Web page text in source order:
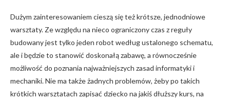
Dużym zainteresowaniem cieszą się też krótsze, jednodniowe
warsztaty. Ze względu na nieco ograniczony czas z reguły
budowany jest tylko jeden robot według ustalonego schematu,
ale i będzie to stanowić doskonałą zabawę, a równocześnie
możliwość do poznania najważniejszych zasad informatyki i
mechaniki. Nie ma także żadnych problemów, żeby po takich
krótkich warsztatach zapisać dziecko na jakiś dłuższy kurs, na